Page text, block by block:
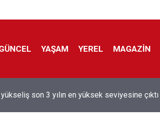
YAŞAM YEREL MAGAZİN
kişi hakkında savcılığa suç duyurusu